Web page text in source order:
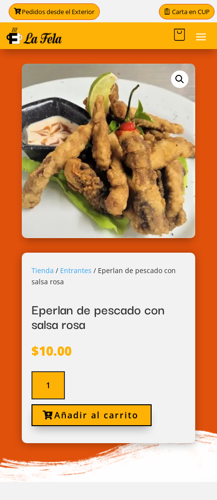
Pedidos desde el Exterior Carta en CUP
Tienda / Entrantes / Eperlan de pescado con
salsa rosa
Eperlan de pescado con
salsa rosa
$10.00
pescado
salsa
rosa
cantidad
Añadir al carrito